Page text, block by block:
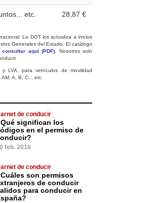
etc. 28,87 €
La DGT los actualiza a inicios
Generales del Estado. El catálogo
aquí (PDF) . Nosotros solo
LVA, para vehículos de movilidad
A, B, C... etc.
de conducir
significan los
en el permiso de
feb. 2016
de conducir
son permisos
de conducir
para conducir en